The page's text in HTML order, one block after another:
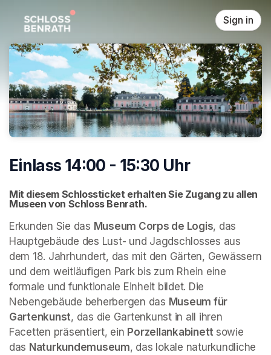
Sign in
Einlass 14:00 - 15:30 Uhr
Mit diesem Schlossticket erhalten Sie Zugang zu allen
Museen von Schloss Benrath.
Erkunden Sie das Museum Corps de Logis, das
Hauptgebäude des Lust- und Jagdschlosses aus
dem 18. Jahrhundert, das mit den Gärten, Gewässern
und dem weitläufigen Park bis zum Rhein eine
formale und funktionale Einheit bildet. Die
Nebengebäude beherbergen das Museum für
Gartenkunst, das die Gartenkunst in all ihren
Facetten präsentiert, ein Porzellankabinett sowie
das Naturkundemuseum, das lokale naturkundliche